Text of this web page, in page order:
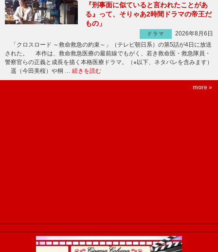
『刑事面に似ていると言われたことがあ
る』って、そりゃあ2時間ドラマの帝王だ
もの」
ドラマ
2026年8月6日
「クロスロード ～救命救急の約束～」（テレビ朝日系）の第5話が4日に放送
された。 本作は、救命救急医療の最前線でもがく、若き救命医・救急隊員・
警察官らの正義と成長を描く本格医療ドラマ。（※以下、ネタバレを含みます）
遥（今田美桜）や桐 … 続きを読む
more »